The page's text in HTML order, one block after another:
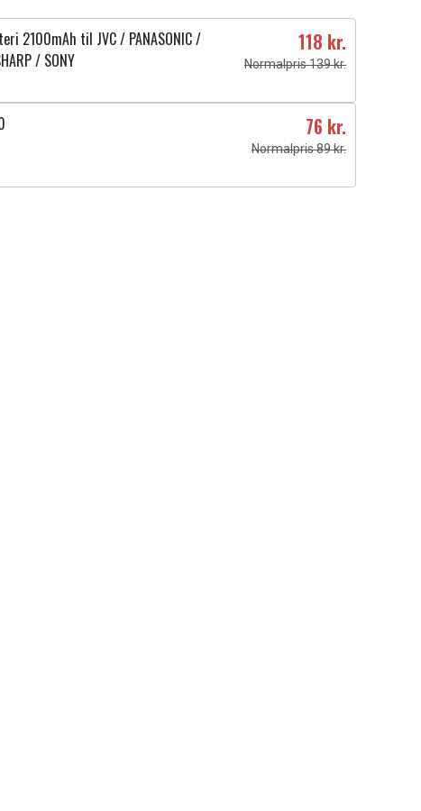
2100mAh til JVC / PANASONIC /
/ SONY
118 kr.
Normalpris 139 kr.
76 kr.
Normalpris 89 kr.